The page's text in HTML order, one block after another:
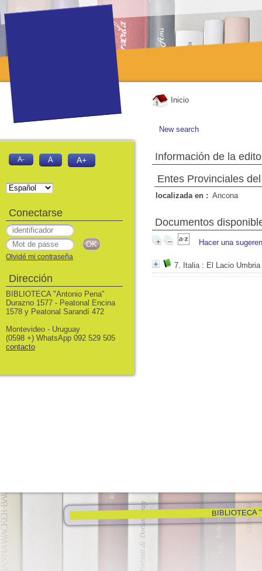
Inicio
New search
Información de la
Entes Provinciales
localizada en : Ancona
Documentos
Hacer una
7. Italia: El Lacio Umbria
BIBLIOTECA
A- A A+
Conectarse
Olvidé mi contraseña
Dirección
BIBLIOTECA "Antonio Pena"
Durazno 1577 - Peatonal Encina
1578 y Peatonal Sarandí 472
Montevideo - Uruguay
(0598 +) WhatsApp 092 529 505
contacto